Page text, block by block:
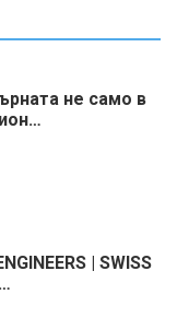
не само в
| SWISS